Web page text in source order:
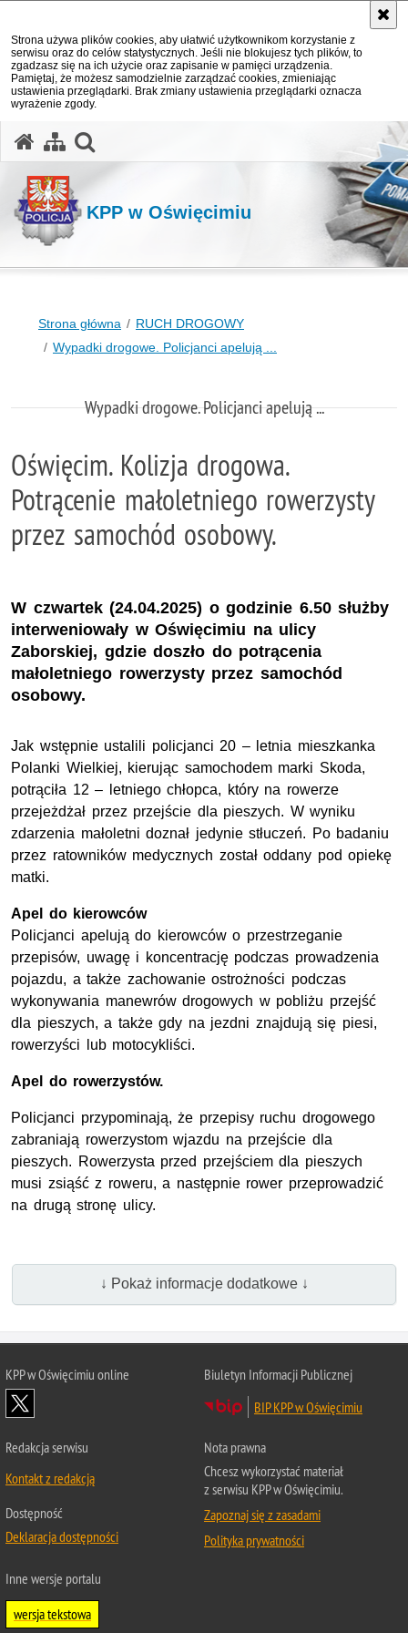
Strona używa plików cookies, aby ułatwić użytkownikom korzystanie z
serwisu oraz do celów statystycznych. Jeśli nie blokujesz tych plików, to
zgadzasz się na ich użycie oraz zapisanie w pamięci urządzenia.
Pamiętaj, że możesz samodzielnie zarządzać cookies, zmieniając
ustawienia przeglądarki. Brak zmiany ustawienia przeglądarki oznacza
wyrażenie zgody.
KPP w Oświęcimiu
Strona główna
RUCH DROGOWY
Wypadki drogowe. Policjanci apelują ...
Wypadki drogowe. Policjanci apelują ...
Oświęcim. Kolizja drogowa.
Potrącenie małoletniego rowerzysty
przez samochód osobowy.
W czwartek (24.04.2025) o godzinie 6.50 służby
interweniowały w Oświęcimiu na ulicy
Zaborskiej, gdzie doszło do potrącenia
małoletniego rowerzysty przez samochód
osobowy.
Jak wstępnie ustalili policjanci 20 – letnia mieszkanka
Polanki Wielkiej, kierując samochodem marki Skoda,
potrąciła 12 – letniego chłopca, który na rowerze
przejeżdżał przez przejście dla pieszych. W wyniku
zdarzenia małoletni doznał jedynie stłuczeń. Po badaniu
przez ratowników medycznych został oddany pod opiekę
matki.
Apel do kierowców
Policjanci apelują do kierowców o przestrzeganie
przepisów, uwagę i koncentrację podczas prowadzenia
pojazdu, a także zachowanie ostrożności podczas
wykonywania manewrów drogowych w pobliżu przejść
dla pieszych, a także gdy na jezdni znajdują się piesi,
rowerzyści lub motocykliści.
Apel do rowerzystów.
Policjanci przypominają, że przepisy ruchu drogowego
zabraniają rowerzystom wjazdu na przejście dla
pieszych. Rowerzysta przed przejściem dla pieszych
musi zsiąść z roweru, a następnie rower przeprowadzić
na drugą stronę ulicy.
↓ Pokaż informacje dodatkowe ↓
KPP w Oświęcimiu online
Biuletyn Informacji Publicznej
BIP KPP w Oświęcimiu
Redakcja serwisu
Kontakt z redakcją
Dostępność
Deklaracja dostępności
Nota prawna
Chcesz wykorzystać materiał
z serwisu KPP w Oświęcimiu.
Zapoznaj się z zasadami
Polityka prywatności
Inne wersje portalu
wersja tekstowa